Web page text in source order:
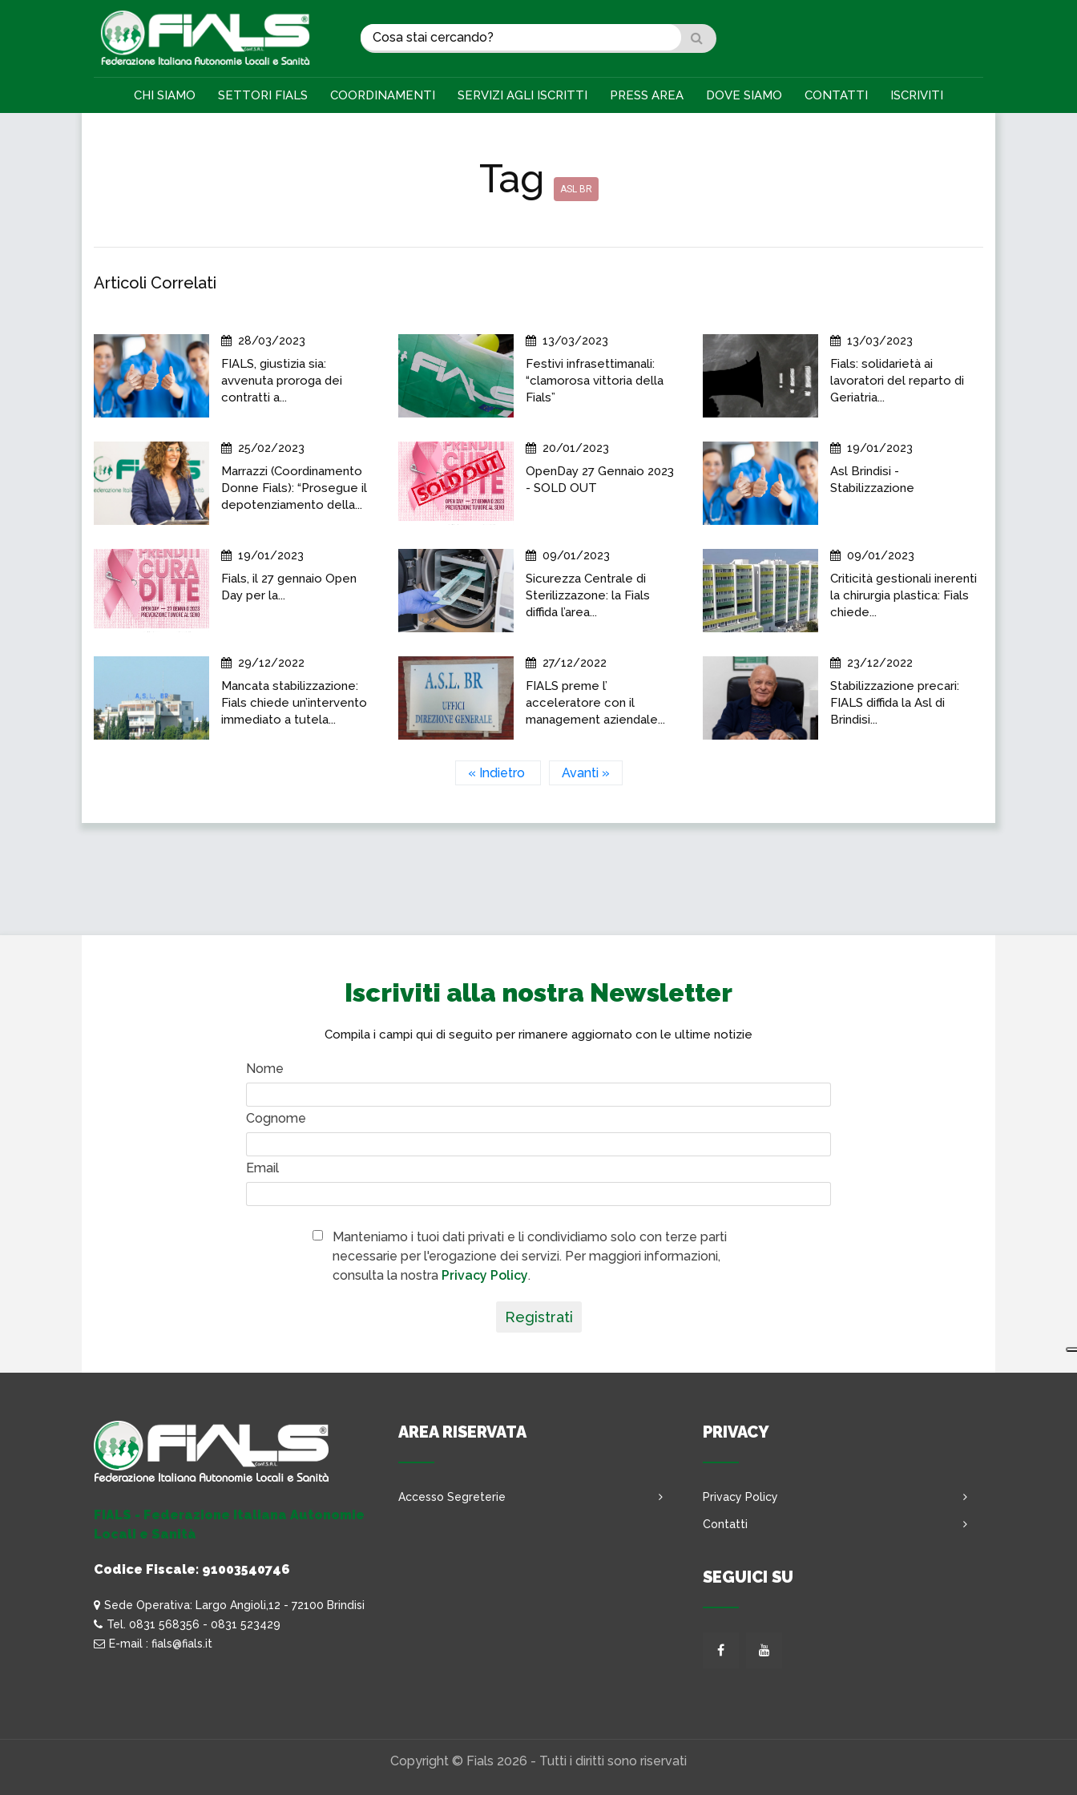
CHI SIAMO SETTORI FIALS COORDINAMENTI SERVIZI AGLI ISCRITTI PRESS AREA DOVE SIAMO CONTATTI ISCRIVITI
Tag ASL BR
Articoli Correlati
28/03/2023
FIALS, giustizia sia:
avvenuta proroga dei
contratti a...
13/03/2023
Festivi infrasettimanali:
“clamorosa vittoria della
Fials”
13/03/2023
Fials: solidarietà ai
lavoratori del reparto di
Geriatria...
25/02/2023
Marrazzi (Coordinamento
Donne Fials): “Prosegue il
depotenziamento della...
20/01/2023
OpenDay 27 Gennaio 2023
- SOLD OUT
19/01/2023
Asl Brindisi -
Stabilizzazione
19/01/2023
Fials, il 27 gennaio Open
Day per la...
09/01/2023
Sicurezza Centrale di
Sterilizzazone: la Fials
diffida l’area...
09/01/2023
Criticità gestionali inerenti
la chirurgia plastica: Fials
chiede...
29/12/2022
Mancata stabilizzazione:
Fials chiede un’intervento
immediato a tutela...
27/12/2022
FIALS preme l’
acceleratore con il
management aziendale...
23/12/2022
Stabilizzazione precari:
FIALS diffida la Asl di
Brindisi...
« Indietro Avanti »
Iscriviti alla nostra Newsletter
Compila i campi qui di seguito per rimanere aggiornato con le ultime notizie
Nome
Cognome
Email
Manteniamo i tuoi dati privati e li condividiamo solo con terze parti
necessarie per l'erogazione dei servizi. Per maggiori informazioni,
consulta la nostra Privacy Policy.
Registrati
FIALS - Federazione Italiana Autonomie
Locali e Sanità
Codice Fiscale: 91003540746
Sede Operativa: Largo Angioli,12 - 72100 Brindisi
Tel. 0831 568356 - 0831 523429
E-mail : fials@fials.it
AREA RISERVATA
Accesso Segreterie
PRIVACY
Privacy Policy
Contatti
SEGUICI SU
Copyright © Fials 2026 - Tutti i diritti sono riservati